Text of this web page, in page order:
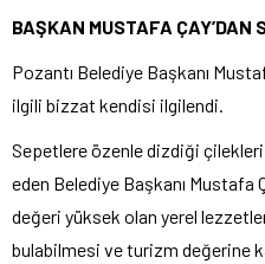
BAŞKAN MUSTAFA ÇAY’DAN
Pozantı Belediye Başkanı
ilgili bizzat kendisi ilgilendi.
Sepetlere özenle dizdiği çilekleri
eden Belediye Başkanı Mustafa
değeri yüksek olan yerel
bulabilmesi ve turizm değerine